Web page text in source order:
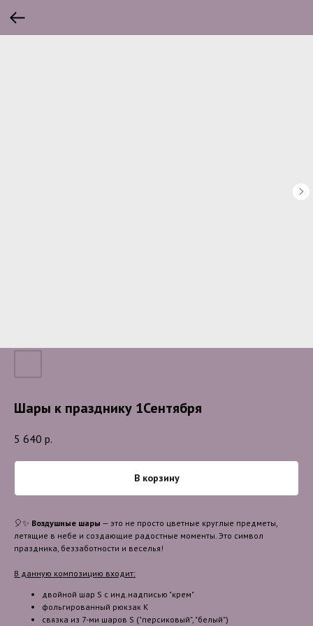
Шары к празднику 1Сентября
5 640 р.
В корзину
🎈✨ Воздушные шары — это не просто цветные круглые предметы,
летящие в небе и создающие радостные моменты. Это символ
праздника, беззаботности и веселья!
В данную композицию входит:
двойной шар S с инд.надписью "крем"
фольгированный рюкзак К
связка из 7-ми шаров S ("персиковый", "белый")